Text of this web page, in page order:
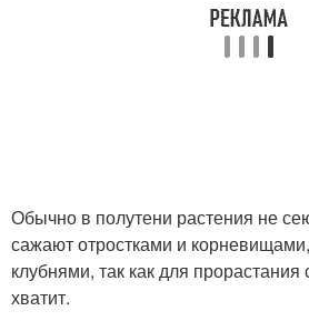
Обычно в полутени растения не
сажают отростками и
клубнями, так как для
хватит.